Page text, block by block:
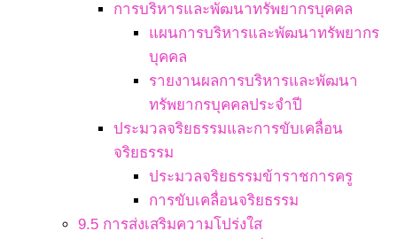
การบริหารและพัฒนาทรัพยากรบุคคล
แผนการบริหารและพัฒนาทรัพยากร
บุคคล
รายงานผลการบริหารและพัฒนา
ทรัพยากรบุคคลประจำปี
ประมวลจริยธรรมและการขับเคลื่อน
จริยธรรม
ประมวลจริยธรรมข้าราชการครู
การขับเคลื่อนจริยธรรม
9.5 การส่งเสริมความโปร่งใส